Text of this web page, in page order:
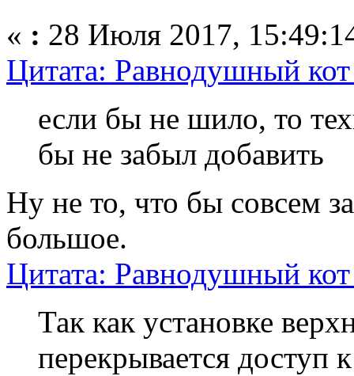
« : 28 Июля 2017,
Цитата: Равнодушный
если бы не шило, то
бы не забыл добавить
Ну не то, что бы совсем
большое.
Цитата: Равнодушный
Так как установке
перекрывается доступ